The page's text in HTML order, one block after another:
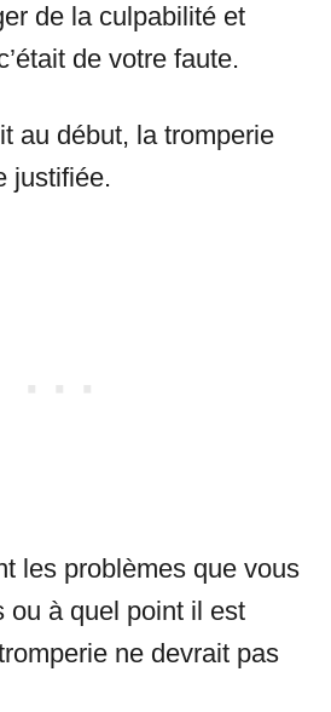
de la culpabilité et
de votre faute.
au début, la tromperie
justifiée.
les problèmes que vous
ou à quel point il est
ne devrait pas